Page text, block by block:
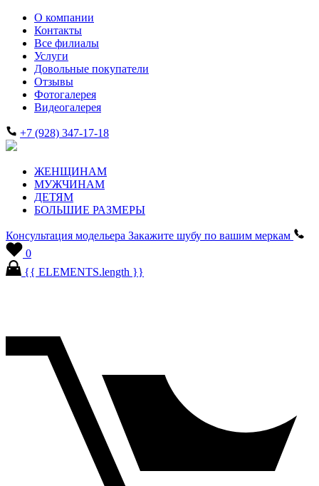
О компании
Контакты
Все филиалы
Услуги
Довольные покупатели
Отзывы
Фотогалерея
Видеогалерея
+7 (928) 347-17-18
ЖЕНЩИНАМ
МУЖЧИНАМ
ДЕТЯМ
БОЛЬШИЕ РАЗМЕРЫ
Консультация модельера Закажите шубу по вашим меркам
0
{{ ELEMENTS.length }}